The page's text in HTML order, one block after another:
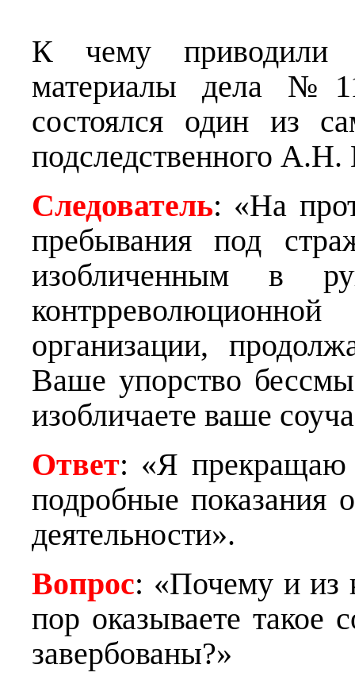
К чему приводили
материалы дела
состоялся один из
подследственного А.Н.
Следователь: «На
пребывания под
изобличенным в
организации,
Ваше упорство
изобличаете ваше
Ответ: «Я прекращаю
подробные показания
деятельности».
Вопрос: «Почему и из
пор оказываете такое
завербованы?»